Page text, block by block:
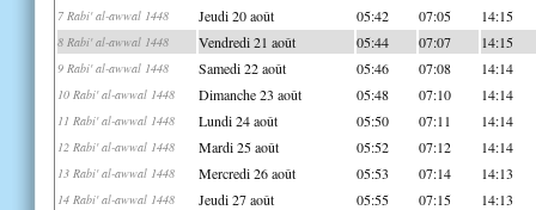
7 Rabi' al-awwal 1448 Jeudi 20 août 05:42 07:05 14:15
8 Rabi' al-awwal 1448 Vendredi 21 août 05:44 07:07 14:15
9 Rabi' al-awwal 1448 Samedi 22 août 05:46 07:08 14:14
10 Rabi' al-awwal 1448 Dimanche 23 août 05:48 07:10 14:14
11 Rabi' al-awwal 1448 Lundi 24 août 05:50 07:11 14:14
12 Rabi' al-awwal 1448 Mardi 25 août 05:52 07:12 14:14
13 Rabi' al-awwal 1448 Mercredi 26 août 05:53 07:14 14:13
14 Rabi' al-awwal 1448 Jeudi 27 août 05:55 07:15 14:13